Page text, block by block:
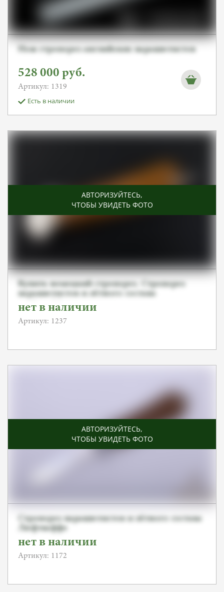
Нож стропорез английских парашютистов
528 000 руб.
Артикул: 1319
Есть в наличии
АВТОРИЗУЙТЕСЬ,
ЧТОБЫ УВИДЕТЬ ФОТО
Купить немецкий стропорез. Стропорез
парашютистов и лётного состава
нет в наличии
Артикул: 1237
АВТОРИЗУЙТЕСЬ,
ЧТОБЫ УВИДЕТЬ ФОТО
Стропорез парашютистов и лётного состава
Люфтваффе
нет в наличии
Артикул: 1172